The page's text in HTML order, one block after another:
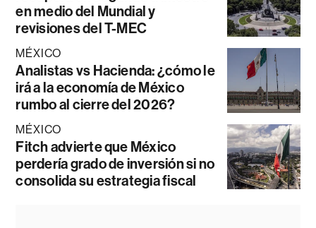
en medio del Mundial y
revisiones del T-MEC
MÉXICO
Analistas vs Hacienda: ¿cómo le
irá a la economía de México
rumbo al cierre del 2026?
MÉXICO
Fitch advierte que México
perdería grado de inversión si no
consolida su estrategia fiscal